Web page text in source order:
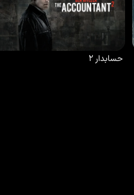
2025
86
حسابدار ۲